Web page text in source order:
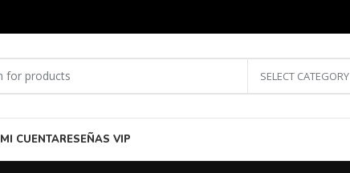
SELECT CATEGORY
MI CUENTARESEÑAS VIP